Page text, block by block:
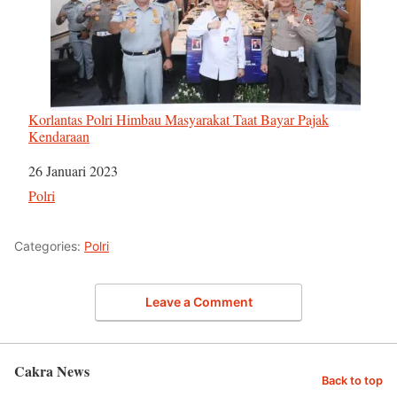
Korlantas Polri Himbau Masyarakat Taat Bayar Pajak
Kendaraan
Tanggal
26 Januari 2023
Sehubungan dengan
Polri
Categories: Polri
Leave a Comment
Cakra News Back to top